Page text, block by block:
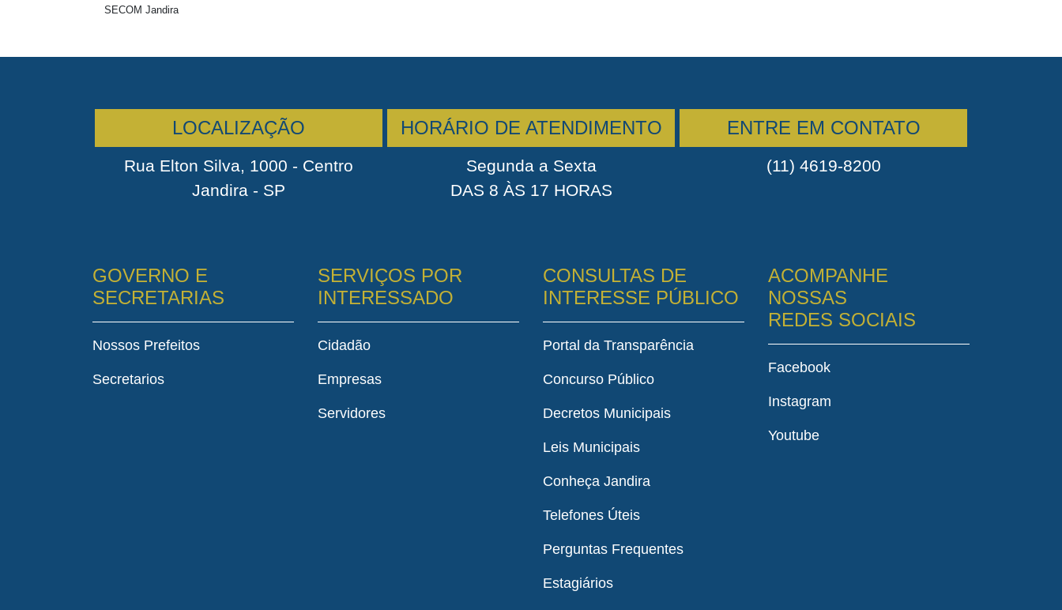
SECOM Jandira
LOCALIZAÇÃO
Rua Elton Silva, 1000 - Centro
Jandira - SP
HORÁRIO DE ATENDIMENTO
Segunda a Sexta
DAS 8 ÀS 17 HORAS
ENTRE EM CONTATO
(11) 4619-8200
GOVERNO E
SECRETARIAS
Nossos Prefeitos
Secretarios
SERVIÇOS POR
INTERESSADO
Cidadão
Empresas
Servidores
CONSULTAS DE
INTERESSE PÚBLICO
Portal da Transparência
Concurso Público
Decretos Municipais
Leis Municipais
Conheça Jandira
Telefones Úteis
Perguntas Frequentes
Estagiários
ACOMPANHE
NOSSAS
REDES SOCIAIS
Facebook
Instagram
Youtube